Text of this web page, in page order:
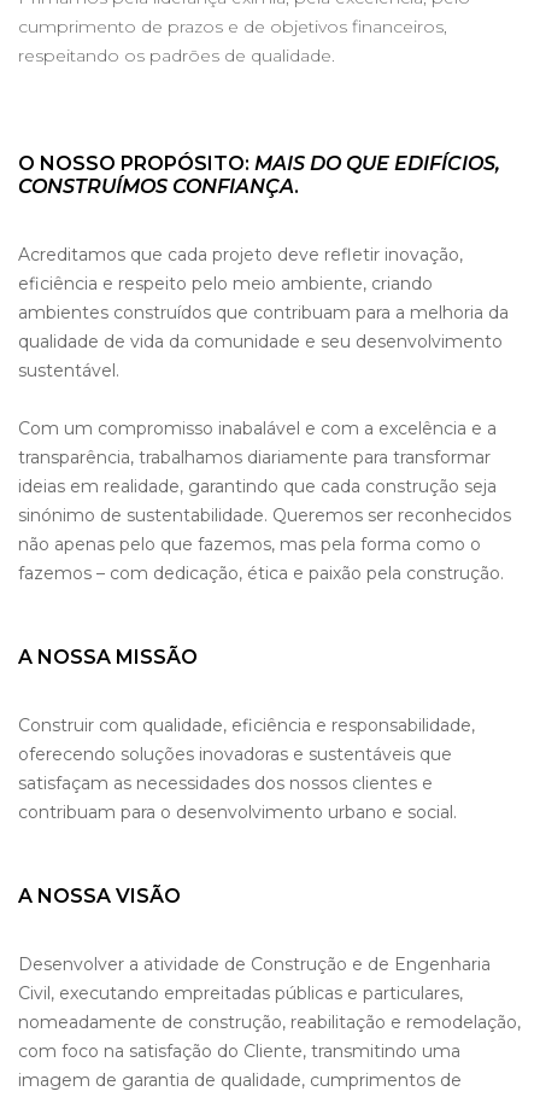
cumprimento de prazos e de objetivos financeiros,
respeitando os padrões de qualidade.
O NOSSO PROPÓSITO: MAIS DO QUE EDIFÍCIOS,
CONSTRUÍMOS CONFIANÇA.
Acreditamos que cada projeto deve refletir inovação,
eficiência e respeito pelo meio ambiente, criando
ambientes construídos que contribuam para a melhoria da
qualidade de vida da comunidade e seu desenvolvimento
sustentável.
Com um compromisso inabalável e com a excelência e a
transparência, trabalhamos diariamente para transformar
ideias em realidade, garantindo que cada construção seja
sinónimo de sustentabilidade. Queremos ser reconhecidos
não apenas pelo que fazemos, mas pela forma como o
fazemos – com dedicação, ética e paixão pela construção.
A NOSSA MISSÃO
Construir com qualidade, eficiência e responsabilidade,
oferecendo soluções inovadoras e sustentáveis que
satisfaçam as necessidades dos nossos clientes e
contribuam para o desenvolvimento urbano e social.
A NOSSA VISÃO
Desenvolver a atividade de Construção e de Engenharia
Civil, executando empreitadas públicas e particulares,
nomeadamente de construção, reabilitação e remodelação,
com foco na satisfação do Cliente, transmitindo uma
imagem de garantia de qualidade, cumprimentos de